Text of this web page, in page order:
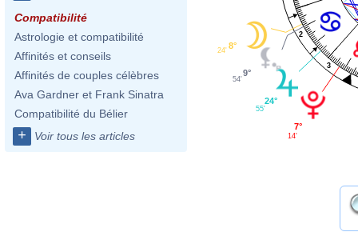
Compatibilité
Astrologie et compatibilité
Affinités et conseils
Affinités de couples célèbres
Ava Gardner et Frank Sinatra
Compatibilité du Bélier
+ Voir tous les articles
2
3
8°
24'
9°
54'
24°
55'
7°
14'